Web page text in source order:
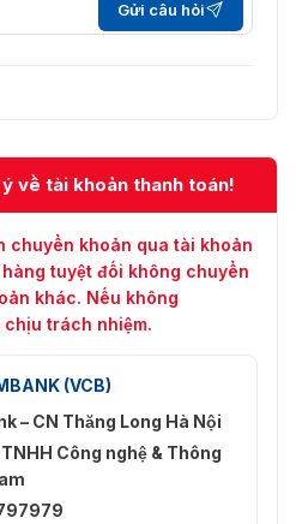
phím T9 (Nhập liệu)
dự phòng)
Lithium)
RH (Không ngưng tụ)
Gửi câu hỏi
về tài khoản thanh toán!
chuyển khoản qua tài khoản
tuyệt đối không chuyển
khác. Nếu không
trách nhiệm.
(VCB)
– CN Thăng Long Hà Nội
Công nghệ & Thông